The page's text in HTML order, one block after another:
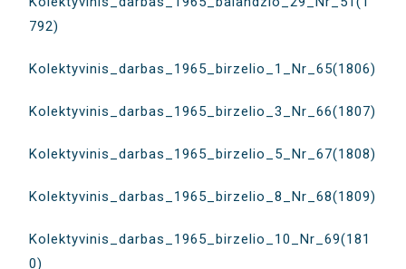
792)
Kolektyvinis_darbas_1965_birzelio_1_Nr_65(1806)
Kolektyvinis_darbas_1965_birzelio_3_Nr_66(1807)
Kolektyvinis_darbas_1965_birzelio_5_Nr_67(1808)
Kolektyvinis_darbas_1965_birzelio_8_Nr_68(1809)
Kolektyvinis_darbas_1965_birzelio_10_Nr_69(181
0)